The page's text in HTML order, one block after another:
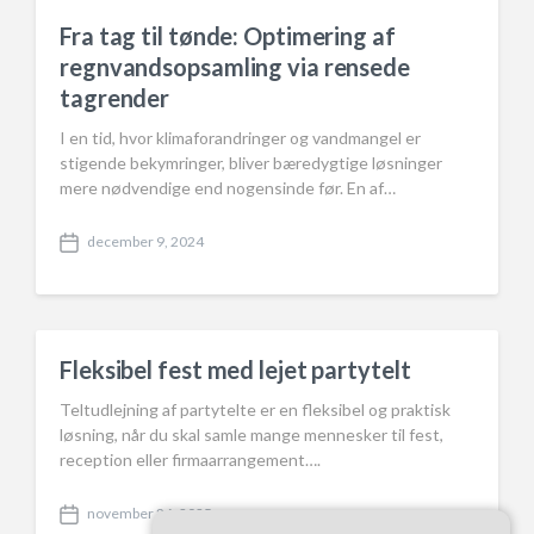
Fra tag til tønde: Optimering af
regnvandsopsamling via rensede
tagrender
I en tid, hvor klimaforandringer og vandmangel er
stigende bekymringer, bliver bæredygtige løsninger
mere nødvendige end nogensinde før. En af…
P
s
a
t
e
december 9, 2024
Fleksibel fest med lejet partytelt
Teltudlejning af partytelte er en fleksibel og praktisk
løsning, når du skal samle mange mennesker til fest,
reception eller firmaarrangement….
P
november 26, 2025